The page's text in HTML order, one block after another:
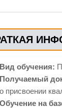
Вид обучения:
Получаемый
о присвоении
Обучение на